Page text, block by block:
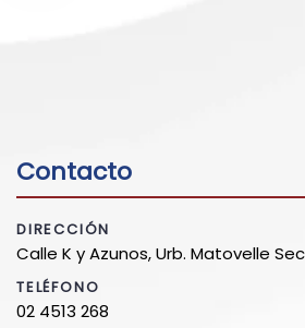
Contacto
DIRECCIÓN
Calle K y Azunos, Urb. Matovelle
TELÉFONO
02 4513 268